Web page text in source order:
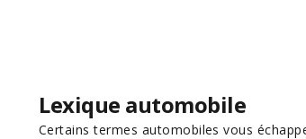
Lexique automobile
Certains termes automobiles vous